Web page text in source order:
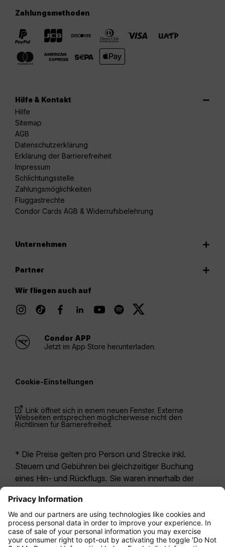
Zahlungsmethoden
Hilfe & Kontakt
Hilfe
Sitemap
AGB
Datenschutzerklärung
Erklärung der Barrierefreiheit
Impressum
Schlichtungsstelle
Zahlungsmöglichkeiten
Fluggastrechte
Condor Cards AGB & Widerrufsbelehrung
Unternehmen
Partner
Wir fliegen auch auf
Condor APP
Jetzt im App Store herunterladen.
Cookie-Einstellungen
Link öffnet sich in einem neuen Fenster. Externe
Webseiten entsprechen möglicherweise nicht den
Richtlinien für Barrierefreiheit.
* Die Preise gelten pro Person und Strecke inkl.
Steuern und Gebühren bei gleichzeitiger Buchung
eines Hin- und Rückflugs. Sie waren innerhalb der
möglicherweise nicht mehr aktuell. Bei den für die
Economy Class angegebenen Tarifen handelt es
sich i.d.R. um Economy Zero, unsere restriktivste
Tarifoption. Es können hierfür zusätzliche Gebühren